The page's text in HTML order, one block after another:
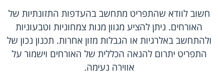
חשוב לוודא שהתפריט מתחשב בהעדפות התזונתיות של
האורחים. ניתן להציע מגוון מנות צמחוניות וטבעוניות
ולהתחשב באלרגיות או הגבלות מזון אחרות. תכנון נכון של
התפריט יתרום להנאה הכללית של האורחים וישמור על
אווירה נעימה.